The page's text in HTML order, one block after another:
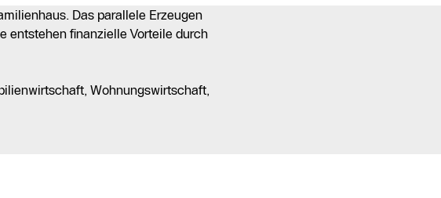
Das parallele Erzeugen
entstehen finanzielle Vorteile durch
Wohnungswirtschaft,